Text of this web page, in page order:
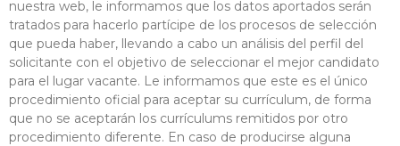
nuestra web, le informamos que los datos aportados serán
tratados para hacerlo partícipe de los procesos de selección
que pueda haber, llevando a cabo un análisis del perfil del
solicitante con el objetivo de seleccionar el mejor candidato
para el lugar vacante. Le informamos que este es el único
procedimiento oficial para aceptar su currículum, de forma
que no se aceptarán los currículums remitidos por otro
procedimiento diferente. En caso de producirse alguna